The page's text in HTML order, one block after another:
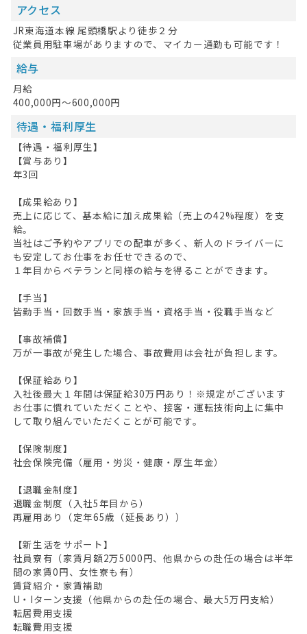
アクセス
JR東海道本線 尾頭橋駅より徒歩２分
従業員用駐車場がありますので、マイカー通勤も可能です！
給与
月給
400,000円～600,000円
待遇・福利厚生
【待遇・福利厚生】
【賞与あり】
年3回
【成果給あり】
売上に応じて、基本給に加え成果給（売上の42%程度）を支
給。
当社はご予約やアプリでの配車が多く、新人のドライバーに
も安定してお仕事をお任せできるので、
１年目からベテランと同様の給与を得ることができます。
【手当】
皆勤手当・回数手当・家族手当・資格手当・役職手当など
【事故補償】
万が一事故が発生した場合、事故費用は会社が負担します。
【保証給あり】
入社後最大１年間は保証給30万円あり！※規定がございます
お仕事に慣れていただくことや、接客・運転技術向上に集中
して取り組んでいただくことが可能です。
【保険制度】
社会保険完備（雇用・労災・健康・厚生年金）
【退職金制度】
退職金制度（入社5年目から）
再雇用あり（定年65歳（延長あり））
【新生活をサポート】
社員寮有（家賃月額2万5000円、他県からの赴任の場合は半年
間の家賃0円、女性寮も有）
賃貸紹介・家賃補助
U・Iターン支援（他県からの赴任の場合、最大5万円支給）
転居費用支援
転職費用支援